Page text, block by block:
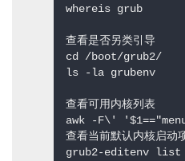
whereis grub
查看是否另类引导
cd /boot/grub2/
ls -la grubenv
查看可用内核列表
awk -F\'
查看当前默认内核启动
grub2-editenv list